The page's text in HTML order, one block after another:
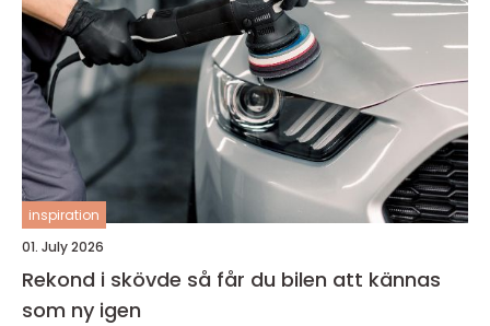
inspiration
01. July 2026
Rekond i skövde så får du bilen att kännas
som ny igen